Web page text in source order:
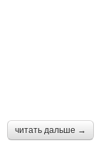
читать дальше →